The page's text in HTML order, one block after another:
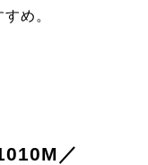
め。
／